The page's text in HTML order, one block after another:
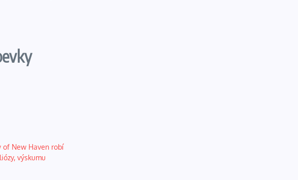
of New Haven robí
výskumu